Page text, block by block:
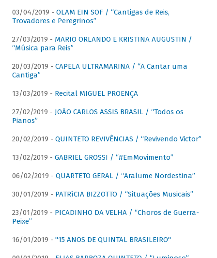
03/04/2019 - OLAM EIN SOF / “Cantigas de Reis,
Trovadores e Peregrinos”
27/03/2019 - MARIO ORLANDO E KRISTINA AUGUSTIN /
“Música para Reis”
20/03/2019 - CAPELA ULTRAMARINA / “A Cantar uma
Cantiga”
13/03/2019 - Recital MIGUEL PROENÇA
27/02/2019 - JOÃO CARLOS ASSIS BRASIL / “Todos os
Pianos”
20/02/2019 - QUINTETO REVIVÊNCIAS / “Revivendo Victor”
13/02/2019 - GABRIEL GROSSI / “#EmMovimento”
06/02/2019 - QUARTETO GERAL / “Aralume Nordestina”
30/01/2019 - PATRíCIA BIZZOTTO / “Situações Musicais”
23/01/2019 - PICADINHO DA VELHA / “Choros de Guerra-
Peixe”
16/01/2019 - "15 ANOS DE QUINTAL BRASILEIRO"